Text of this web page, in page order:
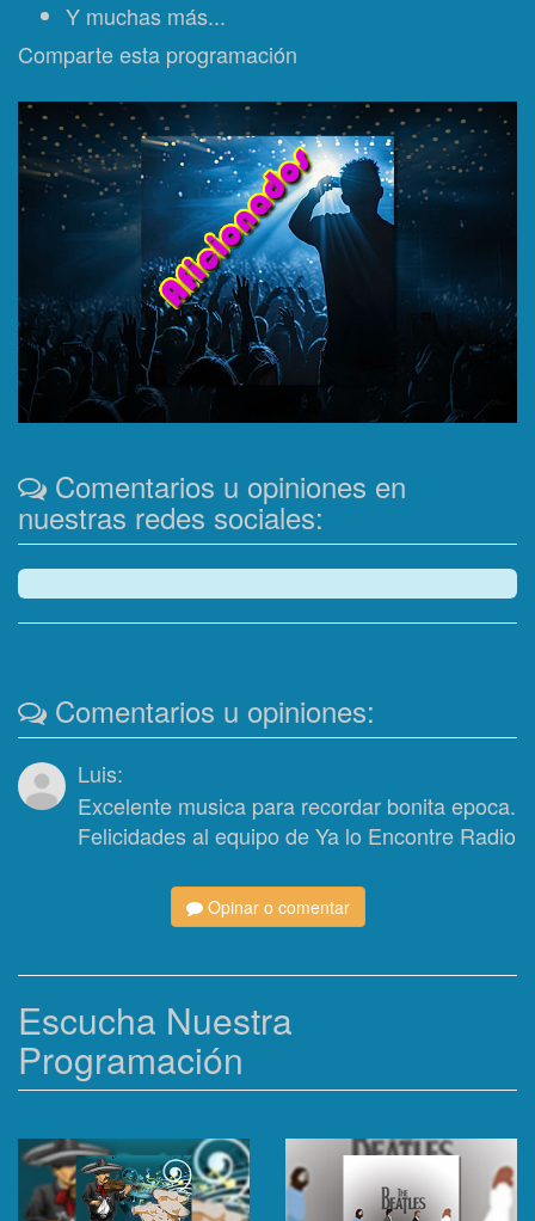
Y muchas más...
Comparte esta programación
Comentarios u opiniones en
nuestras redes sociales:
Comentarios u opiniones:
Luis:
Excelente musica para recordar bonita epoca.
Felicidades al equipo de Ya lo Encontre Radio
Opinar o comentar
Escucha Nuestra
Programación